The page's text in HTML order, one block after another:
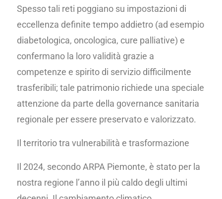
Spesso tali reti poggiano su impostazioni di
eccellenza definite tempo addietro (ad esempio
diabetologica, oncologica, cure palliative) e
confermano la loro validità grazie a
competenze e spirito di servizio difficilmente
trasferibili; tale patrimonio richiede una speciale
attenzione da parte della governance sanitaria
regionale per essere preservato e valorizzato.
Il territorio tra vulnerabilità e trasformazione
Il 2024, secondo ARPA Piemonte, è stato per la
nostra regione l’anno il più caldo degli ultimi